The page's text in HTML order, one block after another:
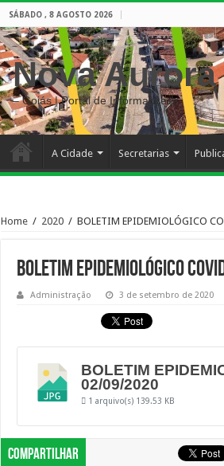
SÁBADO , 8 AGOSTO 2026
Nova Aurora
– Goiás | Portal de Informações
A Cidade Secretarias
Home / 2020 / BOLETIM EPIDEMIOLÓGICO
BOLETIM EPIDEMIOLÓGICO
Administração 3 de setembro de 2020
BOLETIM
02/09/2020
1 arquivo(s) 139.53 KB
Compartilhar